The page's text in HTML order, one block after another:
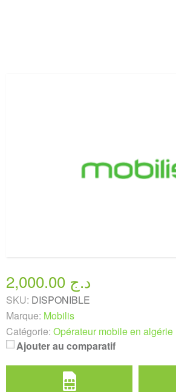
2,000.00 د.ج
SKU: DISPONIBLE
Marque: Mobilis
Catégorie: Opérateur mobile en algérie
Ajouter au comparatif